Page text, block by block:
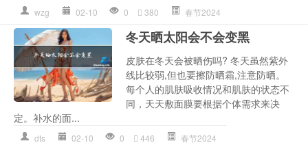
wzg 02-10 0 380 春节2024
冬天晒太阳会不会变黑
皮肤在冬天会被晒伤吗? 冬天虽然紫外
线比较弱,但也要擦防晒霜,注意防晒。
每个人的肌肤吸收情况和肌肤的状态不
同，天天敷面膜要根据个体需求来决
定。补水的面...
dts 02-10 0 446 春节2024